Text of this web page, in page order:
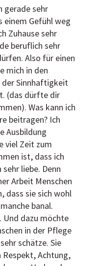
gerade sehr
einem Gefühl weg
Zuhause sehr
beruflich sehr
Also für einen
mich in den
der Sinnhaftigkeit
(das dürfte dir
Was kann ich
beitragen? Ich
Ausbildung
viel Zeit zum
ist, dass ich
liebe. Denn
Arbeit Menschen
dass sie sich wohl
banal.
Und dazu möchte
in der Pflege
schätze. Sie
Respekt, Achtung,